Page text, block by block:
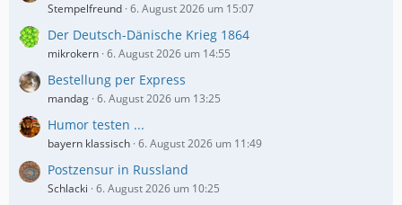
Stempelfreund 6. August 2026 um 15:07
Der Deutsch-Dänische Krieg 1864
mikrokern 6. August 2026 um 14:55
Bestellung per Express
mandag 6. August 2026 um 13:25
Humor testen ...
bayern klassisch 6. August 2026 um 11:49
Postzensur in Russland
Schlacki 6. August 2026 um 10:25